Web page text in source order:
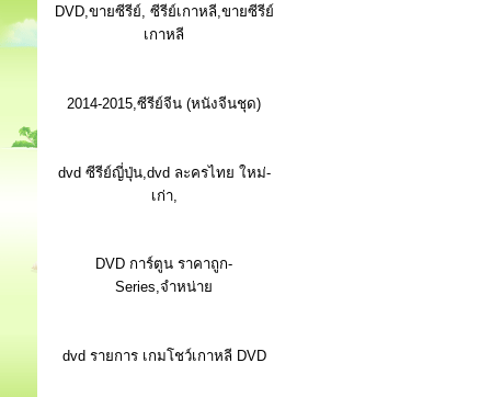
DVD,ขายซีรีย์, ซีรีย์เกาหลี,ขายซีรีย์
เกาหลี
2014-2015,ซีรีย์จีน (หนังจีนชุด)
dvd ซีรีย์ญี่ปุ่น,dvd ละครไทย ใหม่-
เก่า,
DVD การ์ตูน ราคาถูก-
Series,จำหน่าย
dvd รายการ เกมโชว์เกาหลี DVD